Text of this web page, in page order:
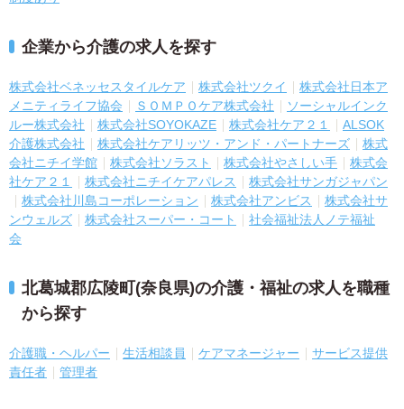
企業から介護の求人を探す
株式会社ベネッセスタイルケア 株式会社ツクイ
株式会社日本ア
メニティライフ協会
ＳＯＭＰＯケア株式会社
ソーシャルインク
ルー株式会社
株式会社SOYOKAZE 株式会社ケア２１
ALSOK
介護株式会社
株式会社ケアリッツ・アンド・パートナーズ
株式
会社ニチイ学館
株式会社ソラスト 株式会社やさしい手
株式会
社ケア２１
株式会社ニチイケアパレス
株式会社サンガジャパン
株式会社川島コーポレーション
株式会社アンビス
株式会社サ
ンウェルズ
株式会社スーパー・コート
社会福祉法人ノテ福祉
会
北葛城郡広陵町(奈良県)の介護・福祉の求人を職種
から探す
介護職・ヘルパー 生活相談員 ケアマネージャー
サービス提供
責任者
管理者